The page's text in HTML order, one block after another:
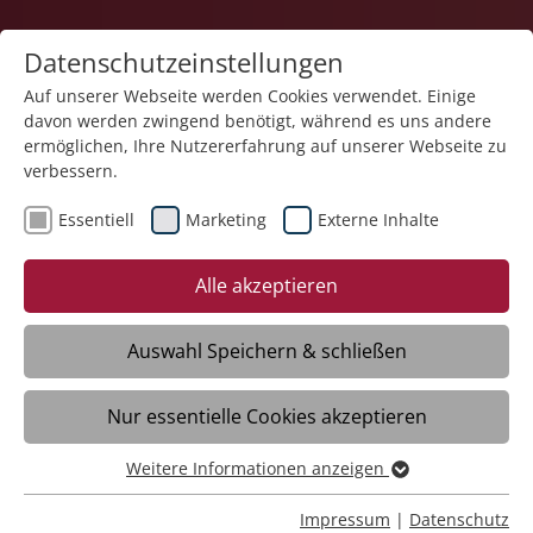
Service und Produkte
Elektrotechnik
Meckenbeuren
Datenschutzeinstellungen
Auf unserer Webseite werden Cookies verwendet. Einige
davon werden zwingend benötigt, während es uns andere
ermöglichen, Ihre Nutzererfahrung auf unserer Webseite zu
verbessern.
Essentiell Marketing Externe Inhalte
Alle akzeptieren
Auswahl Speichern & schließen
Nur essentielle Cookies akzeptieren
Essentiell
Essentielle Cookies werden für grundlegende Funktionen
Weitere Informationen anzeigen
Impressum | Datenschutz